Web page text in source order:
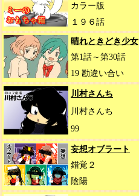
カラー版
１９６話
晴れときどき少女
第1話～第30話
19 勘違い合い
川村さんち
川村さんち
99
妄想オブラート
錯覚２
陰陽